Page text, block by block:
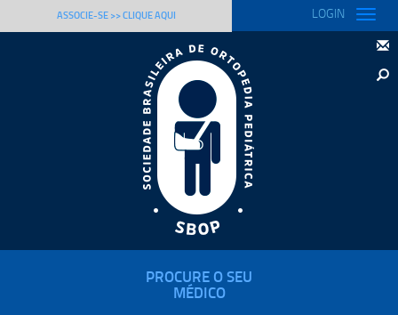
ASSOCIE-SE >> CLIQUE AQUI LOGIN
Toggle
PROCURE O SEU
MÉDICO